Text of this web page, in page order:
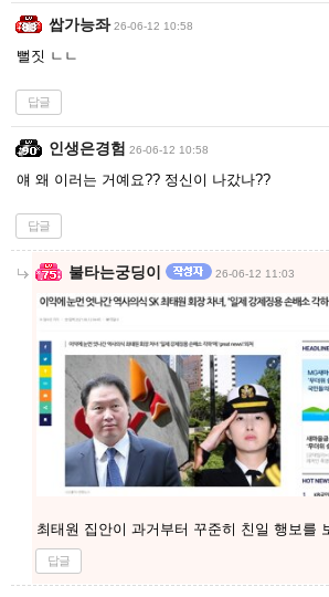
쌉가능좌 26-06-12 10:58
뻘짓 ㄴㄴ
답글
인생은경험 26-06-12 10:58
얘 왜 이러는 거예요?? 정신이 나갔나??
답글
불타는궁딩이 26-06-12 11:03
최태원 집안이 과거부터 꾸준히 친일 행보를
답글